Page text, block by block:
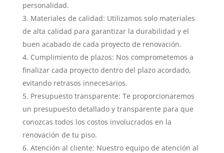
personalidad.
Materiales de calidad: Utilizamos solo materiales
de alta calidad para garantizar la durabilidad y el
buen acabado de cada proyecto de renovación.
Cumplimiento de plazos: Nos comprometemos a
finalizar cada proyecto dentro del plazo acordado,
evitando retrasos innecesarios.
Presupuesto transparente: Te proporcionaremos
un presupuesto detallado y transparente para que
conozcas todos los costos involucrados en la
renovación de tu piso.
Atención al cliente: Nuestro equipo de atención al